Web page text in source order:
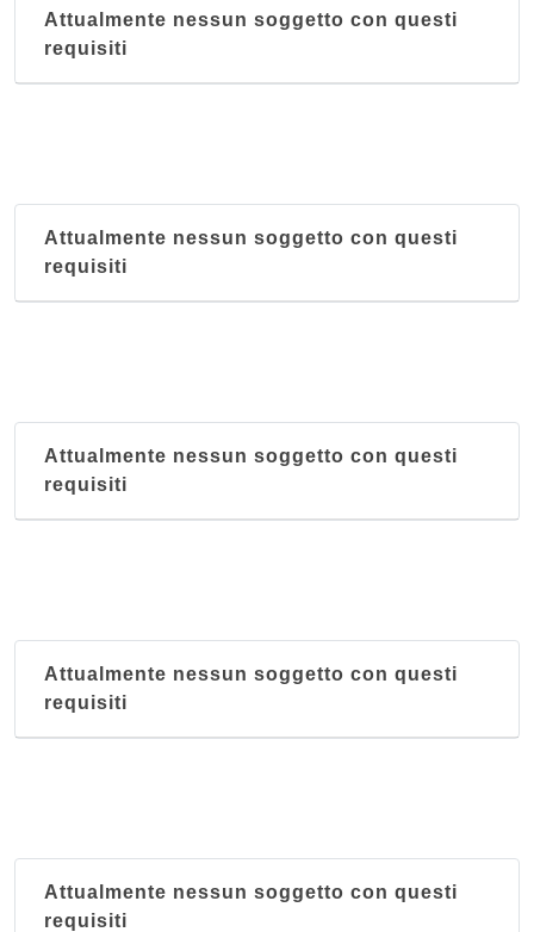
Attualmente nessun soggetto con questi
requisiti
Attualmente nessun soggetto con questi
requisiti
Attualmente nessun soggetto con questi
requisiti
Attualmente nessun soggetto con questi
requisiti
Attualmente nessun soggetto con questi
requisiti